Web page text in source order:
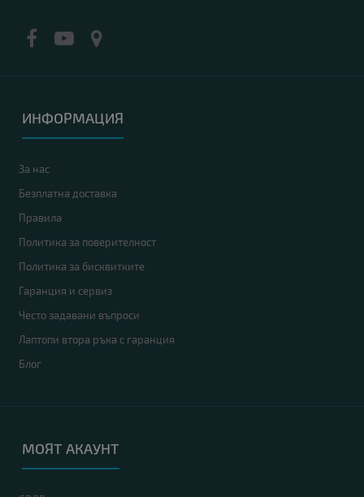
ИНФОРМАЦИЯ
За нас
Безплатна доставка
Правила
Политика за поверителност
Политика за бисквитките
Гаранция и сервиз
Често задавани въпроси
Лаптопи втора ръка с гаранция
Блог
МОЯТ АКАУНТ